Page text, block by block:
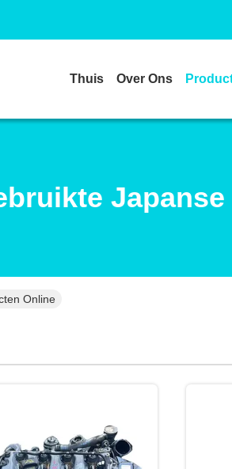
Thuis Over Ons
Online